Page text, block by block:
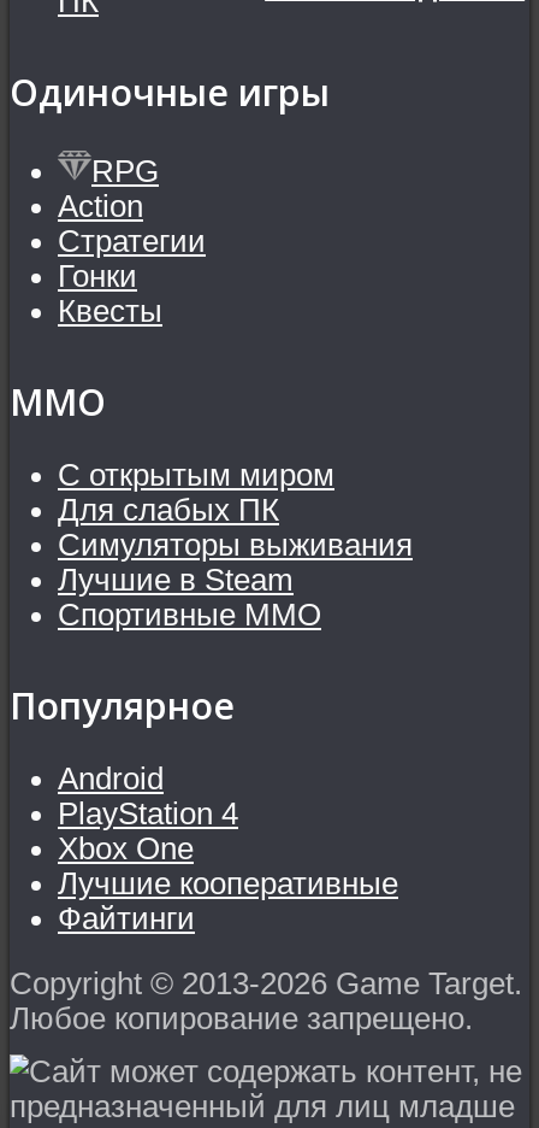
Одиночные игры
RPG
Action
Стратегии
Гонки
Квесты
MMO
С открытым миром
Для слабых ПК
Симуляторы выживания
Лучшие в Steam
Спортивные MMO
Популярное
Android
PlayStation 4
Xbox One
Лучшие кооперативные
Файтинги
Copyright © 2013-2026 Game Target.
Любое копирование запрещено.